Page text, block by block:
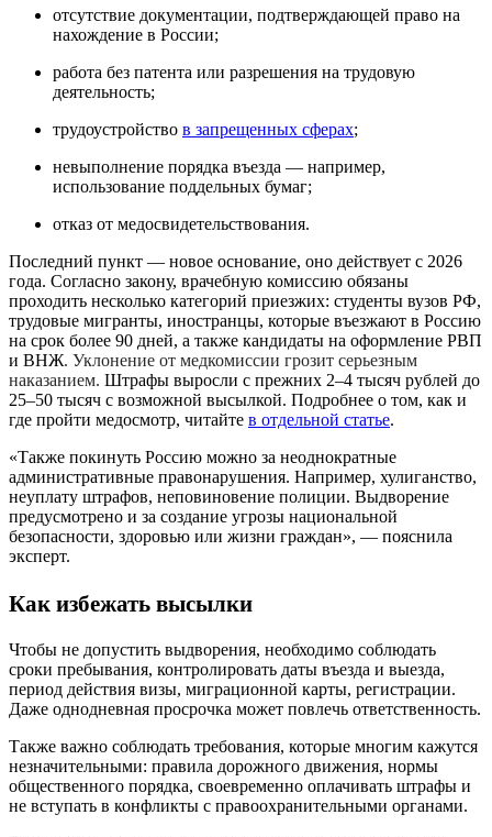
отсутствие документации, подтверждающей право на
нахождение в России;
работа без патента или разрешения на трудовую
деятельность;
трудоустройство в запрещенных сферах;
невыполнение порядка въезда — например,
использование поддельных бумаг;
отказ от медосвидетельствования.
Последний пункт — новое основание, оно действует с 2026
года. Согласно закону, врачебную комиссию обязаны
проходить несколько категорий приезжих: студенты вузов РФ,
трудовые мигранты, иностранцы, которые въезжают в Россию
на срок более 90 дней, а также кандидаты на оформление РВП
и ВНЖ. Уклонение от медкомиссии грозит серьезным
наказанием. Штрафы выросли с прежних 2–4 тысяч рублей до
25–50 тысяч с возможной высылкой. Подробнее о том, как и
где пройти медосмотр, читайте в отдельной статье.
«Также покинуть Россию можно за неоднократные
административные правонарушения. Например, хулиганство,
неуплату штрафов, неповиновение полиции. Выдворение
предусмотрено и за создание угрозы национальной
безопасности, здоровью или жизни граждан», — пояснила
эксперт.
Как избежать высылки
Чтобы не допустить выдворения, необходимо соблюдать
сроки пребывания, контролировать даты въезда и выезда,
период действия визы, миграционной карты, регистрации.
Даже однодневная просрочка может повлечь ответственность.
Также важно соблюдать требования, которые многим кажутся
незначительными: правила дорожного движения, нормы
общественного порядка, своевременно оплачивать штрафы и
не вступать в конфликты с правоохранительными органами.